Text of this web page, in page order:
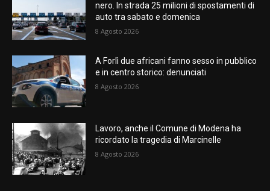
nero. In strada 25 milioni di spostamenti di
auto tra sabato e domenica
8 Agosto 2026
A Forlì due africani fanno sesso in pubblico
e in centro storico: denunciati
8 Agosto 2026
Lavoro, anche il Comune di Modena ha
ricordato la tragedia di Marcinelle
8 Agosto 2026